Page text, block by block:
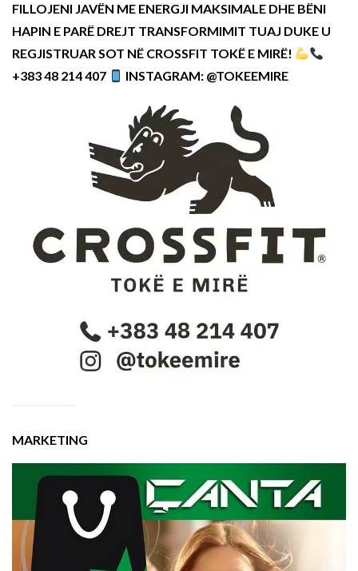
FILLOJENI JAVËN ME ENERGJI MAKSIMALE DHE BËNI
HAPIN E PARË DREJT TRANSFORMIMIT TUAJ DUKE U
REGJISTRUAR SOT NË CROSSFIT TOKË E MIRË!
+383 48 214 407
INSTAGRAM: @TOKEEMIRE
MARKETING